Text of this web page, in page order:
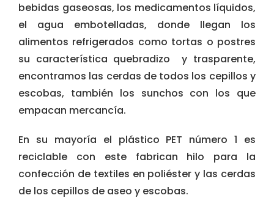
bebidas gaseosas, los medicamentos líquidos,
el agua embotelladas, donde llegan los
alimentos refrigerados como tortas o postres
su característica quebradizo y trasparente,
encontramos las cerdas de todos los cepillos y
escobas, también los sunchos con los que
empacan mercancía.
En su mayoría el plástico PET número 1 es
reciclable con este fabrican hilo para la
confección de textiles en poliéster y las cerdas
de los cepillos de aseo y escobas.